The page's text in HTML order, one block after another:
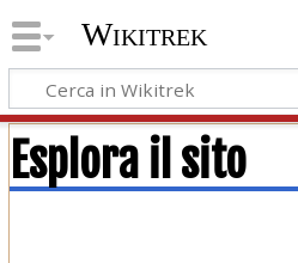
Wikitrek
Esplora il sito